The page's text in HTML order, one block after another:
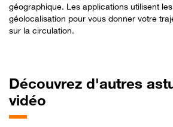
géographique. Les applications utilisent
géolocalisation pour vous donner votre
sur la circulation.
Découvrez d'autres
vidéo